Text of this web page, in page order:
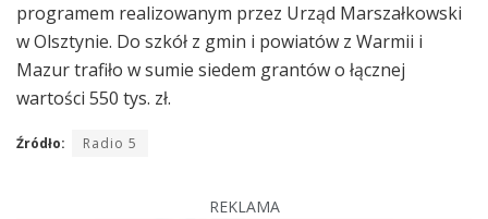
programem realizowanym przez Urząd Marszałkowski
w Olsztynie. Do szkół z gmin i powiatów z Warmii i
Mazur trafiło w sumie siedem grantów o łącznej
wartości 550 tys. zł.
Źródło: Radio 5
REKLAMA